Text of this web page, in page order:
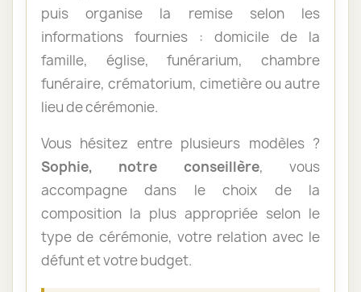
puis organise la remise selon les
informations fournies : domicile de la
famille, église, funérarium, chambre
funéraire, crématorium, cimetière ou autre
lieu de cérémonie.
Vous hésitez entre plusieurs modèles ?
Sophie, notre conseillère, vous
accompagne dans le choix de la
composition la plus appropriée selon le
type de cérémonie, votre relation avec le
défunt et votre budget.